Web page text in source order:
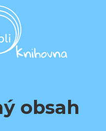
obsah